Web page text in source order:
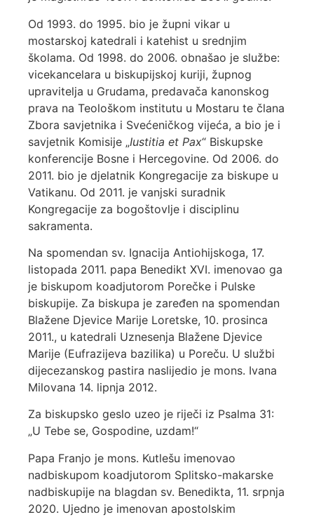
Od 1993. do 1995. bio je župni vikar u
mostarskoj katedrali i katehist u srednjim
školama. Od 1998. do 2006. obnašao je službe:
vicekancelara u biskupijskoj kuriji, župnog
upravitelja u Grudama, predavača kanonskog
prava na Teološkom institutu u Mostaru te člana
Zbora savjetnika i Svećeničkog vijeća, a bio je i
savjetnik Komisije „Iustitia et Pax“ Biskupske
konferencije Bosne i Hercegovine. Od 2006. do
2011. bio je djelatnik Kongregacije za biskupe u
Vatikanu. Od 2011. je vanjski suradnik
Kongregacije za bogoštovlje i disciplinu
sakramenta.
Na spomendan sv. Ignacija Antiohijskoga, 17.
listopada 2011. papa Benedikt XVI. imenovao ga
je biskupom koadjutorom Porečke i Pulske
biskupije. Za biskupa je zaređen na spomendan
Blažene Djevice Marije Loretske, 10. prosinca
2011., u katedrali Uznesenja Blažene Djevice
Marije (Eufrazijeva bazilika) u Poreču. U službi
dijecezanskog pastira naslijedio je mons. Ivana
Milovana 14. lipnja 2012.
Za biskupsko geslo uzeo je riječi iz Psalma 31:
„U Tebe se, Gospodine, uzdam!“
Papa Franjo je mons. Kutlešu imenovao
nadbiskupom koadjutorom Splitsko-makarske
nadbiskupije na blagdan sv. Benedikta, 11. srpnja
2020. Ujedno je imenovan apostolskim